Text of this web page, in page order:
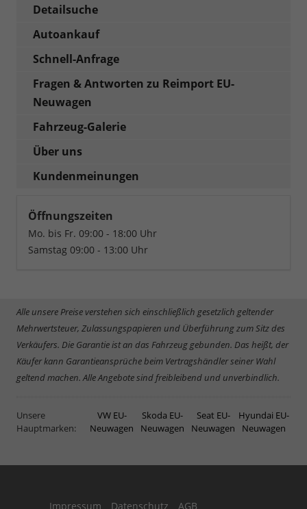
Detailsuche
Autoankauf
Schnell-Anfrage
Fragen & Antworten zu Reimport EU-
Neuwagen
Fahrzeug-Galerie
Über uns
Kundenmeinungen
Öffnungszeiten
Mo. bis Fr. 09:00 - 18:00 Uhr
Samstag 09:00 - 13:00 Uhr
Alle unsere Preise verstehen sich einschließlich gesetzlich geltender
Mehrwertsteuer, Zulassungspapieren und Überführung zum Sitz des
Verkäufers. Die Garantie ist an das Fahrzeug gebunden. Das heißt, der
Käufer kann Garantieansprüche beim Vertragshändler seiner Wahl
geltend machen. Alle Angebote sind freibleibend und unverbindlich.
Unsere
Hauptmarken:
VW EU-
Neuwagen
Skoda EU-
Neuwagen
Seat EU-
Neuwagen
Hyundai EU-
Neuwagen
Impressum Datenschutz AGB